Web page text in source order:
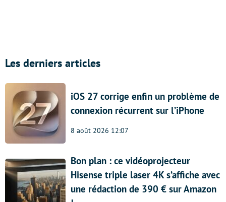
Les derniers articles
iOS 27 corrige enfin un problème de
connexion récurrent sur l’iPhone
8 août 2026 12:07
Bon plan : ce vidéoprojecteur
Hisense triple laser 4K s’affiche avec
une rédaction de 390 € sur Amazon